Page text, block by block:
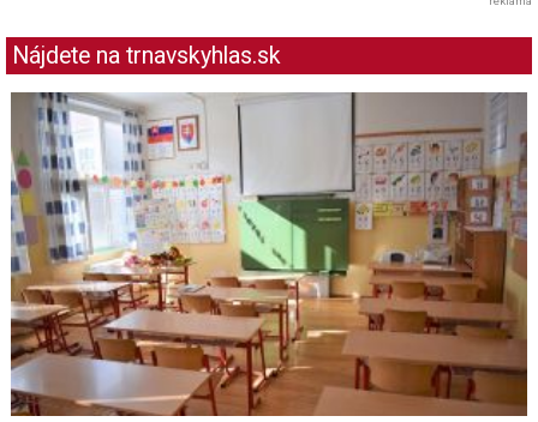
Nájdete na trnavskyhlas.sk